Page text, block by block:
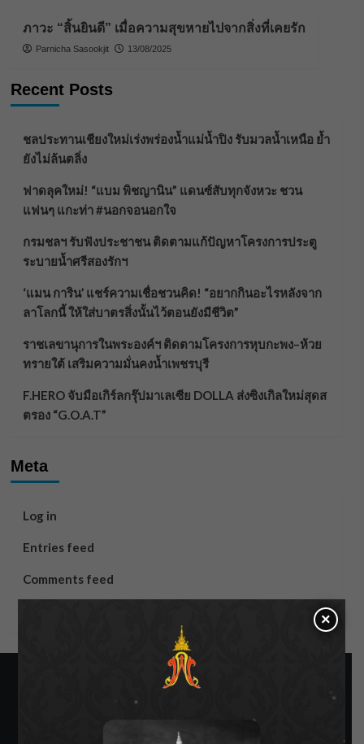
ภาวะ “สิ้นยินดี” เมื่อความสุขหายไปจากสิ่งที่เคยรัก
Parnicha Sasookjit 13/08/2025
Recent Posts
ชลประทานเชียงใหม่เร่งพร่องน้ำแม่น้ำปิง รับมวลน้ำเหนือ ย้ำ
ยังไม่ล้นตลิ่ง
ฟาดลุคใหม่! “แบม พิชญานิน” แดนซ์สับทุกจังหวะ ชวน
แฟนๆ แกะท่า #นอกจอนอกใจ
กรมชลฯ รับฟังประชาชน ติดตามแก้ปัญหาโครงการประตู
ระบายน้ำศรีสองรักฯ
‘แมน การิน’ แชร์ความเชื่อชวนคิด! “อยากกินอะไรหลังจาก
ลาโลกนี้ ให้ใส่บาตรสิ่งนั้นไว้ตอนยังมีชีวิต”
ราชเลขานุการในพระองค์ฯ ติดตามโครงการหุบกะพง–ห้วย
ทรายใต้ เสริมความมั่นคงน้ำเพชรบุรี
F.HERO จับมือเกิร์ลกรุ๊ปมาเลเซีย DOLLA ส่งซิงเกิลใหม่สุดส
ตรอง “G.O.A.T”
Meta
Log in
Entries feed
Comments feed
×